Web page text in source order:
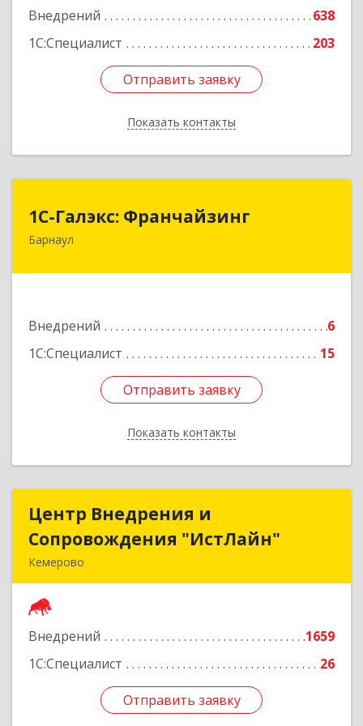
Внедрений
638
1С:Специалист
203
Отправить заявку
Показать контакты
Отправить заявку
Назад
1С-Галэкс: Франчайзинг
Барнаул
Внедрений
6
1С:Специалист
15
Отправить заявку
Показать контакты
1С-Галэкс: Франчайзинг
656015, Алтайский край, Барнаул г, Деповская
Отправить заявку
Назад
Центр Внедрения и
Сопровождения "ИстЛайн"
Кемерово
Внедрений
1659
1С:Специалист
26
Отправить заявку
Центр Внедрения и
Сопровождения "ИстЛайн"
Кемеровский, Кемерово г, Мичурина ул, дом №
Подробнее
Отправить заявку